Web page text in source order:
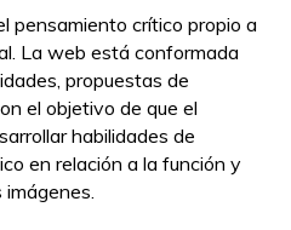
pensamiento crítico propio a
La web está conformada
propuestas de
el objetivo de que el
habilidades de
en relación a la función y
imágenes.